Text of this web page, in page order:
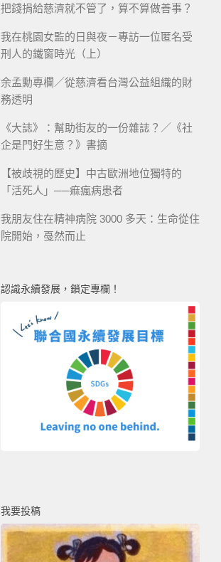
把錢捐給慈濟就不管了，算不算做善事？
我在桃園女監的日與夜－專訪一位匿名受
刑人的鐵窗時光（上）
余孟勳專欄／從慈濟看台灣公益組織的財
務透明
《大誌》：幫助街友的一份雜誌？／《社
企是門好生意？》書摘
【被歧視的歷史】中古歐洲地位獨特的
「活死人」──痲瘋病患者
我朋友住在精神病院 3000 多天：生命從住
院開始，戞然而止
認識永續發展，鎖定專欄！
我要投稿